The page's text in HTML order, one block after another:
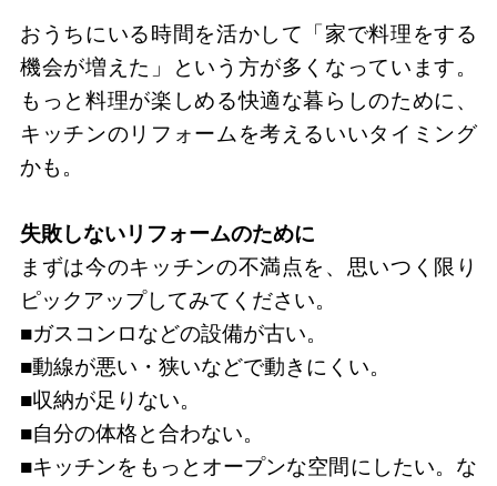
おうちにいる時間を活かして「家で料理をする
機会が増えた」という方が多くなっています。
もっと料理が楽しめる快適な暮らしのために、
キッチンのリフォームを考えるいいタイミング
かも。
失敗しないリフォームのために
まずは今のキッチンの不満点を、思いつく限り
ピックアップしてみてください。
■ガスコンロなどの設備が古い。
■動線が悪い・狭いなどで動きにくい。
■収納が足りない。
■自分の体格と合わない。
■キッチンをもっとオープンな空間にしたい。な